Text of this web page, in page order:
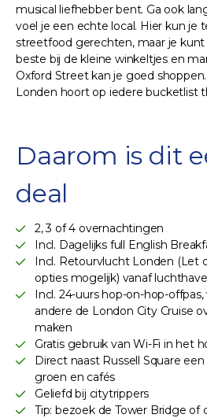
musical liefhebber bent. Ga ook
voel je een echte local. Hier kun je
streetfood gerechten, maar je kunt
beste bij de kleine winkeltjes en
Oxford Street kan je goed
Londen hoort op iedere bucketlist
Daarom is dit
deal
2, 3 of 4 overnachtingen
Incl. Dagelijks full English
Incl. Retourvlucht Londen (Let
opties mogelijk) vanaf
Incl. 24-uurs hop-on-hop-
andere de London City Cruise
maken
Gratis gebruik van Wi-Fi in het
Direct naast Russell Square
groen en cafés
Geliefd bij citytrippers
Tip: bezoek de Tower Bridge of